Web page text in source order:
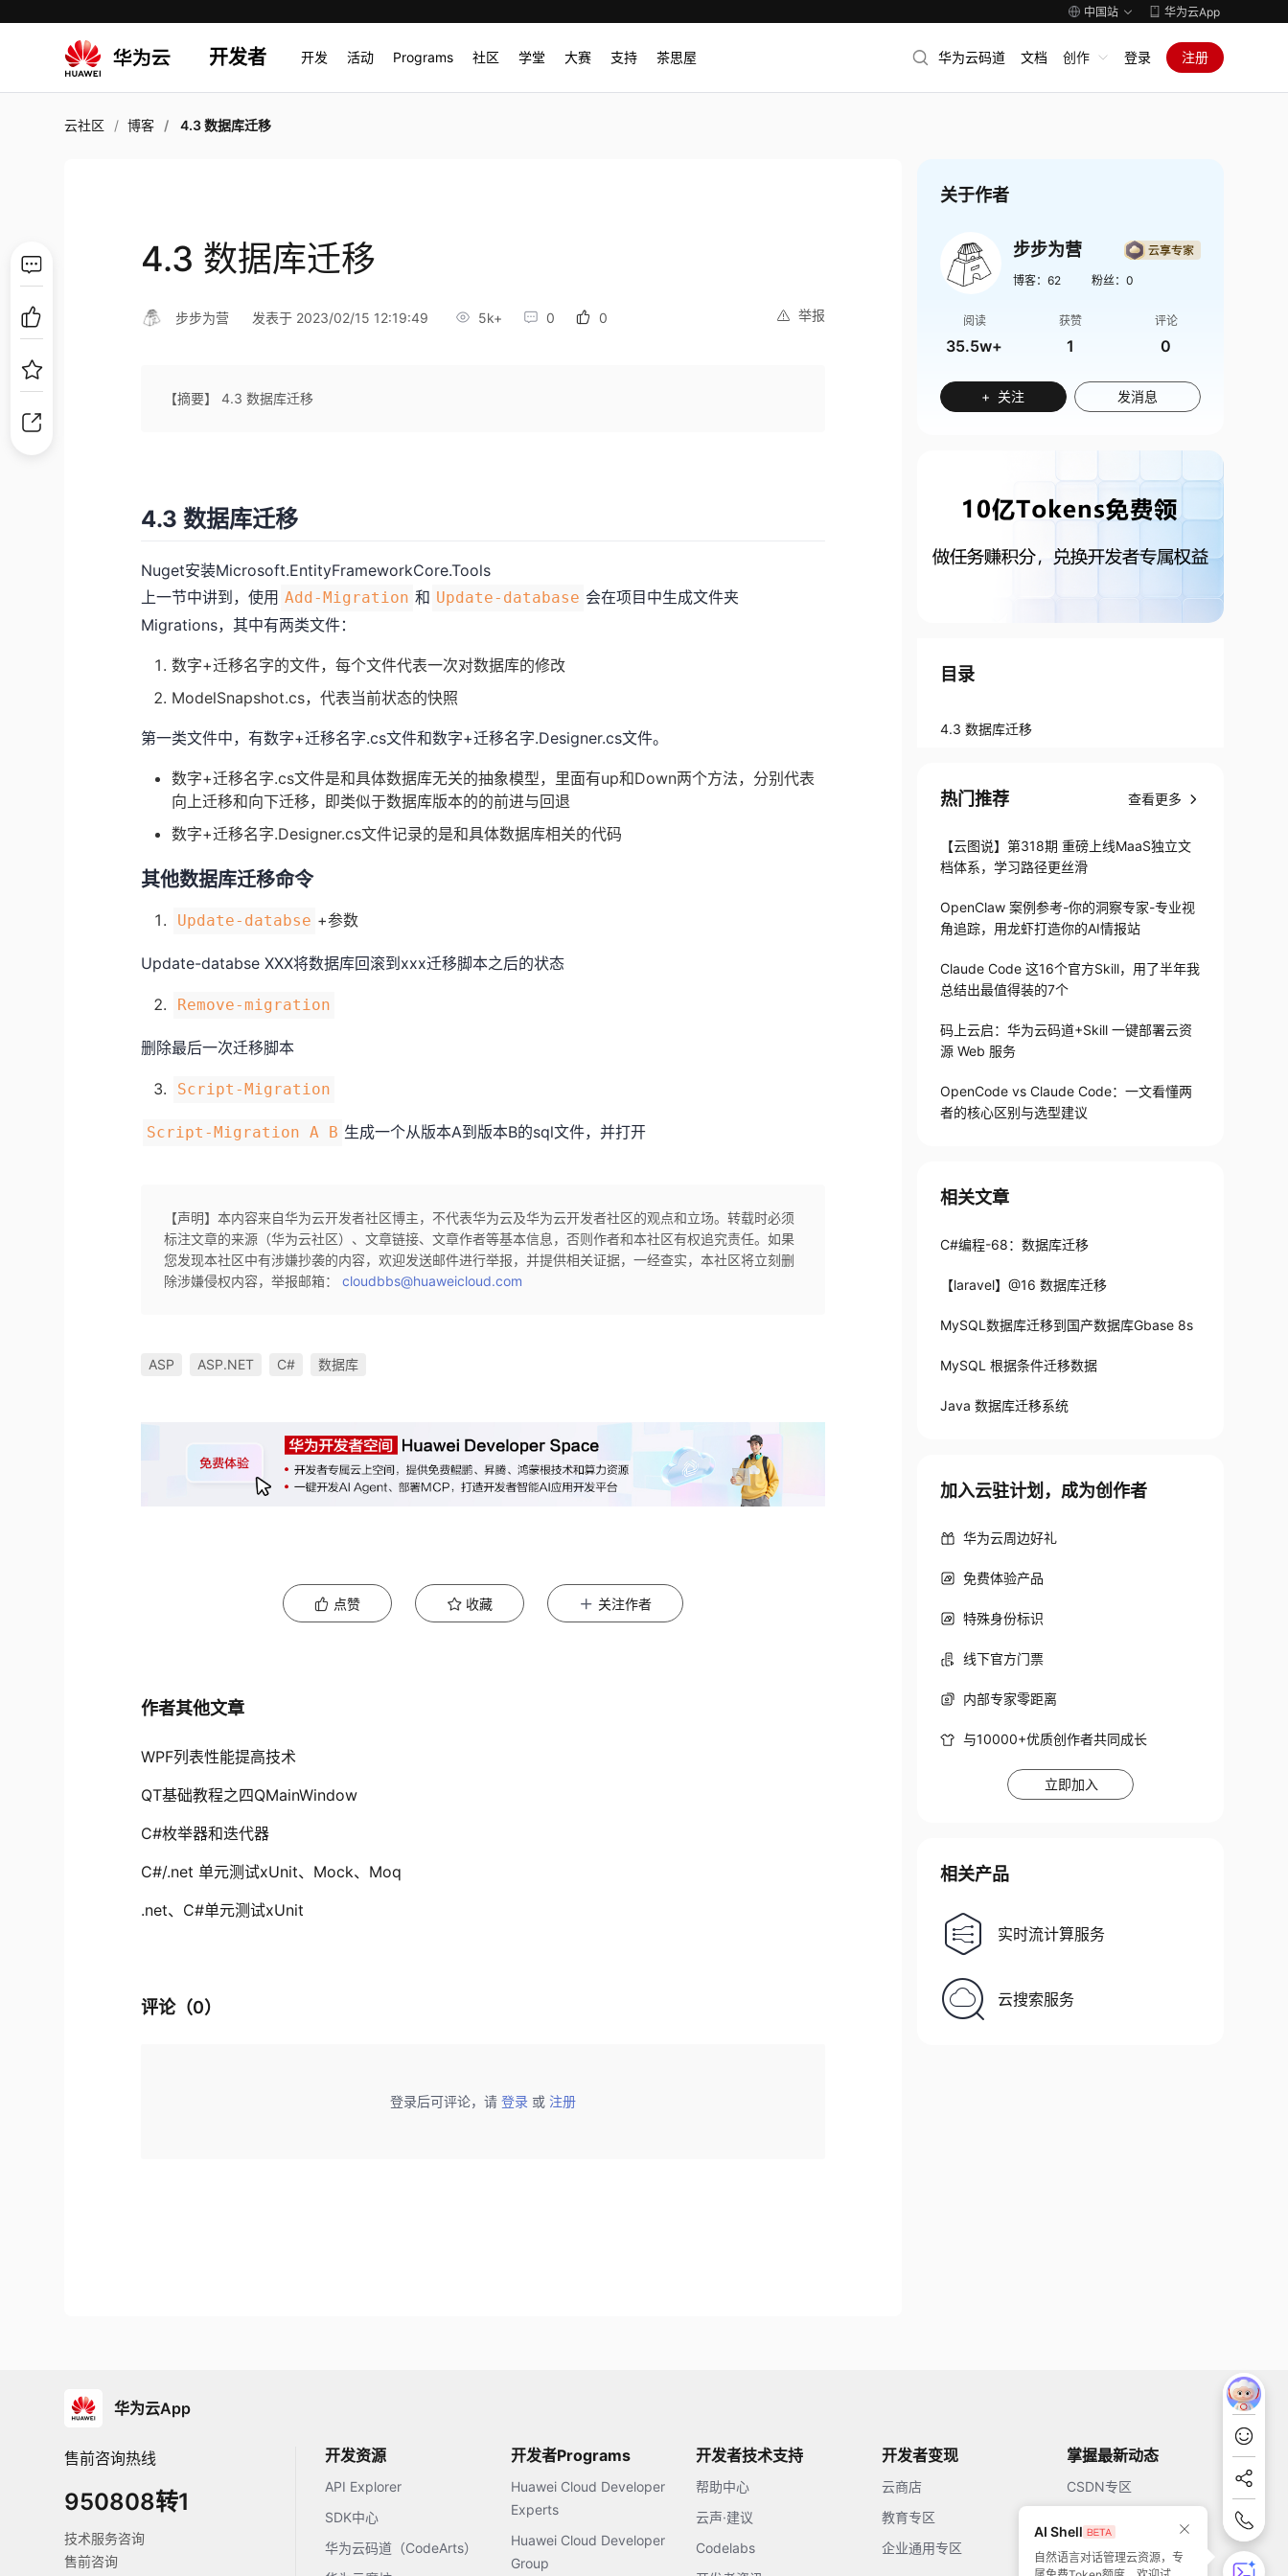
中国站 华为云App
开发者 开发 活动 Programs 社区 学堂 大赛 支持 茶思屋 华为云码道 文档 创作 登录 注册
云社区 博客 4.3 数据库迁移
4.3 数据库迁移
举报
步步为营 发表于 2023/02/15 12:19:49 5k+ 0 0
【摘要】 4.3 数据库迁移
4.3 数据库迁移
Nuget安装Microsoft.EntityFrameworkCore.Tools
上一节中讲到，使用 Add-Migration 和 Update-database 会在项目中生成文件夹
Migrations，其中有两类文件：
数字+迁移名字的文件，每个文件代表一次对数据库的修改
ModelSnapshot.cs，代表当前状态的快照
第一类文件中，有数字+迁移名字.cs文件和数字+迁移名字.Designer.cs文件。
数字+迁移名字.cs文件是和具体数据库无关的抽象模型，里面有up和Down两个方法，分别代表
向上迁移和向下迁移，即类似于数据库版本的的前进与回退
数字+迁移名字.Designer.cs文件记录的是和具体数据库相关的代码
其他数据库迁移命令
Update-databse +参数
Update-databse XXX将数据库回滚到xxx迁移脚本之后的状态
Remove-migration
删除最后一次迁移脚本
Script-Migration
Script-Migration A B 生成一个从版本A到版本B的sql文件，并打开
【声明】本内容来自华为云开发者社区博主，不代表华为云及华为云开发者社区的观点和立场。转载时必须
标注文章的来源（华为云社区）、文章链接、文章作者等基本信息，否则作者和本社区有权追究责任。如果
您发现本社区中有涉嫌抄袭的内容，欢迎发送邮件进行举报，并提供相关证据，一经查实，本社区将立刻删
除涉嫌侵权内容，举报邮箱：cloudbbs@huaweicloud.com
ASP ASP.NET C# 数据库
点赞 收藏 关注作者
作者其他文章
WPF列表性能提高技术
QT基础教程之四QMainWindow
C#枚举器和迭代器
C#/.net 单元测试xUnit、Mock、Moq
.net、C#单元测试xUnit
评论（0）
登录后可评论，请 登录 或 注册
关于作者
步步为营
博客： 62 粉丝： 0
阅读
35.5w+
获赞
1
评论
0
+ 关注 发消息
目录
4.3 数据库迁移
热门推荐 查看更多
【云图说】第318期 重磅上线MaaS独立文
档体系，学习路径更丝滑
OpenClaw 案例参考-你的洞察专家-专业视
角追踪，用龙虾打造你的AI情报站
Claude Code 这16个官方Skill，用了半年我
总结出最值得装的7个
码上云启：华为云码道+Skill 一键部署云资
源 Web 服务
OpenCode vs Claude Code：一文看懂两
者的核心区别与选型建议
相关文章
C#编程-68：数据库迁移
【laravel】@16 数据库迁移
MySQL数据库迁移到国产数据库Gbase 8s
MySQL 根据条件迁移数据
Java 数据库迁移系统
加入云驻计划，成为创作者
华为云周边好礼
免费体验产品
特殊身份标识
线下官方门票
内部专家零距离
与10000+优质创作者共同成长
立即加入
相关产品
实时流计算服务
云搜索服务
AI Shell
自然语言对话管理云资源，专
华为云App
售前咨询热线
950808转1
技术服务咨询
售前咨询
开发资源
API Explorer
SDK中心
华为云码道（CodeArts）
开发者Programs
Huawei Cloud Developer
Experts
Huawei Cloud Developer
Group
开发者技术支持
帮助中心
云声·建议
Codelabs
开发者变现
云商店
教育专区
企业通用专区
掌握最新动态
CSDN专区
开源中国